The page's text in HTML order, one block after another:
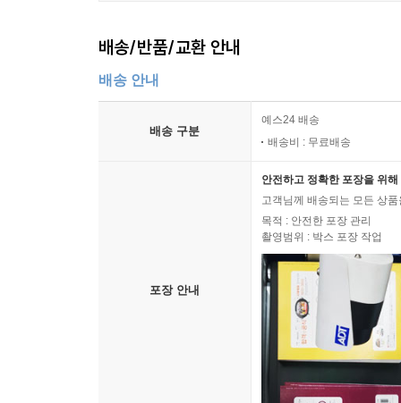
배송/반품/교환 안내
배송 안내
배송 구분
예스24 배송
배송비 : 무료배송
포장 안내
안전하고 정확한 포장을 위
고객님께 배송되는 모든 상
목적 : 안전한 포장 관리
촬영범위 : 박스 포장 작업